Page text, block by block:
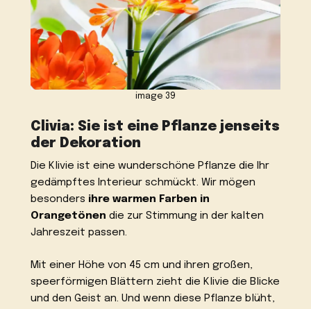
image 39
Clivia: Sie ist eine Pflanze jenseits
der Dekoration
Die Klivie ist eine wunderschöne Pflanze die Ihr
gedämpftes Interieur schmückt. Wir mögen
besonders ihre warmen Farben in
Orangetönen die zur Stimmung in der kalten
Jahreszeit passen.
Mit einer Höhe von 45 cm und ihren großen,
speerförmigen Blättern zieht die Klivie die Blicke
und den Geist an. Und wenn diese Pflanze blüht,